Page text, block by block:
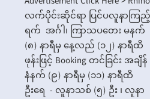
လက်ပိုင်းဆိုင်ရာ ပြင်ပလူနာကြည့်
ရက် အင်္ဂါ၊ ကြာသပတေး မနက်
(၈) နာရီမှ နေ့လည် (၁၂) နာရီထိ
ဖုန်းဖြင့် Booking တင်ခြင်း အချိန်
နံနက် (၉) နာရီမှ (၁၁) နာရီထိ
ဦးရေ - လူနာသစ် (၅) ဦး ၊ လူနာ